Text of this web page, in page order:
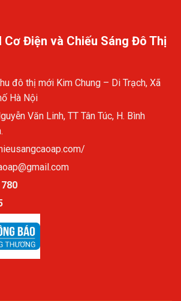
Cơ Điện và Chiếu Sáng Đô Thị
đô thị mới Kim Chung – Di Trạch, Xã
Hà Nội
Văn Linh, TT Tân Túc, H. Bình